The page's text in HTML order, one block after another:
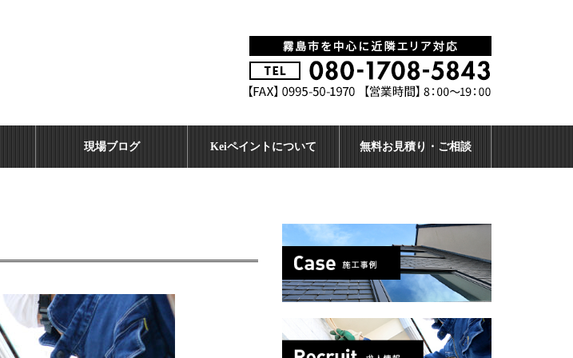
現場ブログ Keiペイントについて 無料お見積り・ご相談